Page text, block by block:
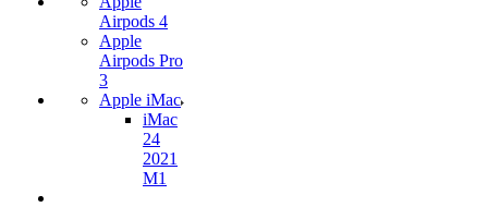
Airpods 4
Apple
Airpods Pro
3
Apple iMac
iMac
24
2021
M1